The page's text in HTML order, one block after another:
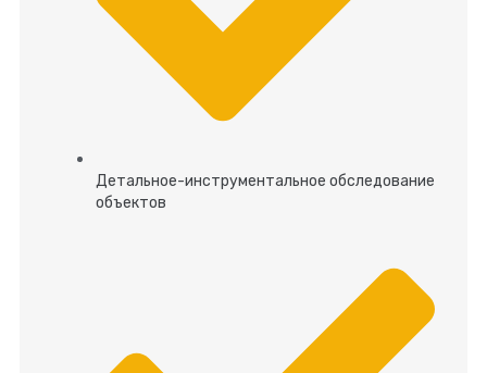
Детальное-инструментальное обследование
объектов